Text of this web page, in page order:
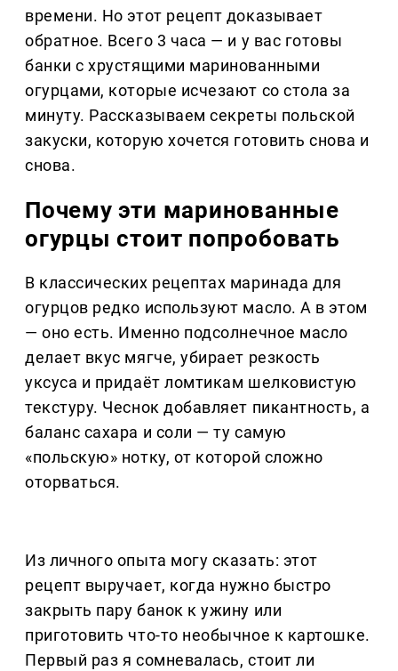
времени. Но этот рецепт доказывает
обратное. Всего 3 часа — и у вас готовы
банки с хрустящими маринованными
огурцами, которые исчезают со стола за
минуту. Рассказываем секреты польской
закуски, которую хочется готовить снова и
снова.
Почему эти маринованные
огурцы стоит попробовать
В классических рецептах маринада для
огурцов редко используют масло. А в этом
— оно есть. Именно подсолнечное масло
делает вкус мягче, убирает резкость
уксуса и придаёт ломтикам шелковистую
текстуру. Чеснок добавляет пикантность, а
баланс сахара и соли — ту самую
«польскую» нотку, от которой сложно
оторваться.
Из личного опыта могу сказать: этот
рецепт выручает, когда нужно быстро
закрыть пару банок к ужину или
приготовить что-то необычное к картошке.
Первый раз я сомневалась, стоит ли